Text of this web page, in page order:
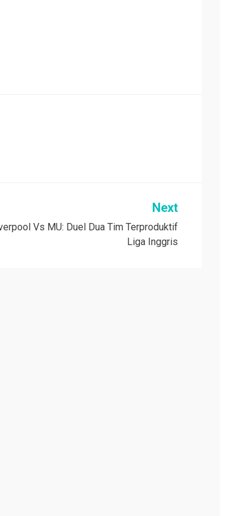
Next
Vs MU: Duel Dua Tim Terproduktif
Liga Inggris